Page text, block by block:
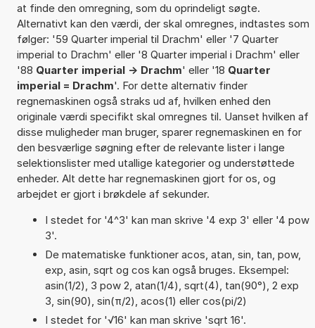
at finde den omregning, som du oprindeligt søgte.
Alternativt kan den værdi, der skal omregnes, indtastes som
følger: '59 Quarter imperial til Drachm' eller '7 Quarter
imperial to Drachm' eller '8 Quarter imperial i Drachm' eller
'88 Quarter imperial -> Drachm' eller '18 Quarter
imperial = Drachm'. For dette alternativ finder
regnemaskinen også straks ud af, hvilken enhed den
originale værdi specifikt skal omregnes til. Uanset hvilken af
disse muligheder man bruger, sparer regnemaskinen en for
den besværlige søgning efter de relevante lister i lange
selektionslister med utallige kategorier og understøttede
enheder. Alt dette har regnemaskinen gjort for os, og
arbejdet er gjort i brøkdele af sekunder.
I stedet for '4^3' kan man skrive '4 exp 3' eller '4 pow
3'.
De matematiske funktioner acos, atan, sin, tan, pow,
exp, asin, sqrt og cos kan også bruges. Eksempel:
asin(1/2), 3 pow 2, atan(1/4), sqrt(4), tan(90°), 2 exp
3, sin(90), sin(π/2), acos(1) eller cos(pi/2)
I stedet for '√16' kan man skrive 'sqrt 16'.